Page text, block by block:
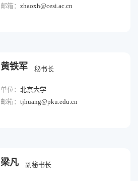
邮箱： zhaoxh@cesi.ac.cn
黄铁军 秘书长
单位： 北京大学
邮箱： tjhuang@pku.edu.cn
梁凡 副秘书长